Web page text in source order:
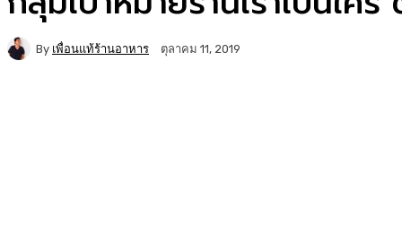
By เพื่อนแท้ร้านอาหาร ตุลาคม 11, 2019